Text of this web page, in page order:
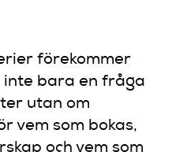
förekommer
bara en fråga
utan om
vem som bokas,
och vem som